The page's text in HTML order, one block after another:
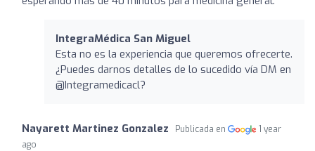
IntegraMédica San Miguel
Esta no es la experiencia que queremos ofrecerte.
¿Puedes darnos detalles de lo sucedido vía DM en
@Integramedicacl?
Nayarett Martinez Gonzalez Publicada en
1 year
ago